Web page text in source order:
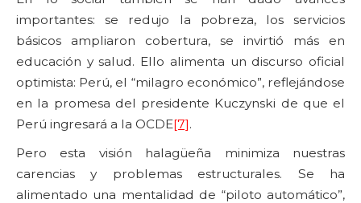
importantes: se redujo la pobreza, los servicios
básicos ampliaron cobertura, se invirtió más en
educación y salud. Ello alimenta un discurso oficial
optimista: Perú, el “milagro económico”, reflejándose
en la promesa del presidente Kuczynski de que el
Perú ingresará a la OCDE[7].
Pero esta visión halagüeña minimiza nuestras
carencias y problemas estructurales. Se ha
alimentado una mentalidad de “piloto automático”,